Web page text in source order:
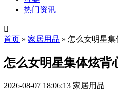
热门资讯

首页 » 家居用品 » 怎么女明星集
怎么女明星集体炫背
2026-08-07 18:06:13 家居用品